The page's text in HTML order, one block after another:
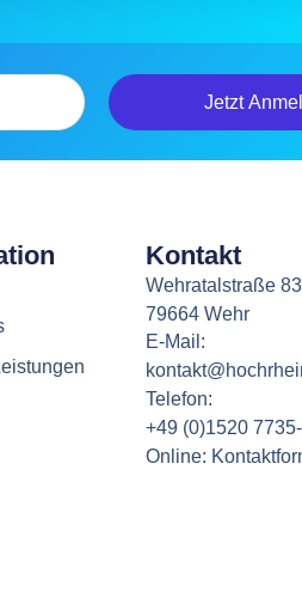
Jetzt
Kontakt
Wehratalstraße
79664 Wehr
E-Mail:
Telefon:
+49 (0)1520
Online: